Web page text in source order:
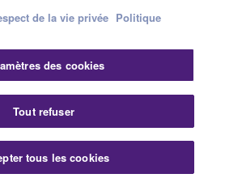
Conditions d'utilisation
privéePolitique relative aux cookies
Mentions légales
Corporation.
de la vie privée Politique
des cookies
Tout refuser
tous les cookies